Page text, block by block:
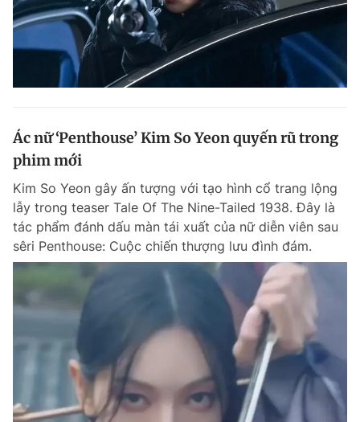
Ác nữ ‘Penthouse’ Kim So Yeon quyến rũ trong
phim mới
Kim So Yeon gây ấn tượng với tạo hình cổ trang lộng
lẫy trong teaser Tale Of The Nine-Tailed 1938. Đây là
tác phẩm đánh dấu màn tái xuất của nữ diễn viên sau
sêri Penthouse: Cuộc chiến thượng lưu đình đám.